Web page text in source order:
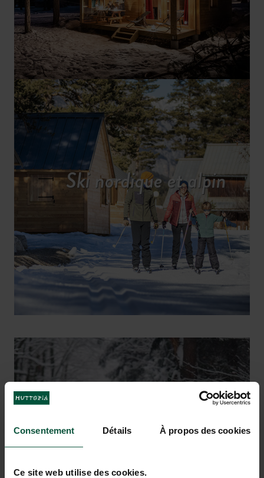
Consentement Détails À propos des cookies
Ce site web utilise des cookies.
Ski nordique et alpin
Activités montagne